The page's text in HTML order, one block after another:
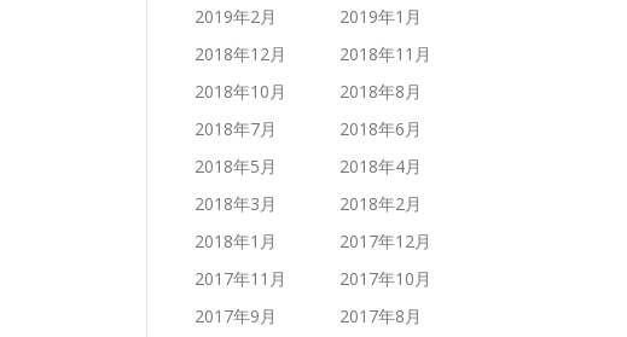
2019年2月
2019年1月
2018年12月
2018年11月
2018年10月
2018年8月
2018年7月
2018年6月
2018年5月
2018年4月
2018年3月
2018年2月
2018年1月
2017年12月
2017年11月
2017年10月
2017年9月
2017年8月